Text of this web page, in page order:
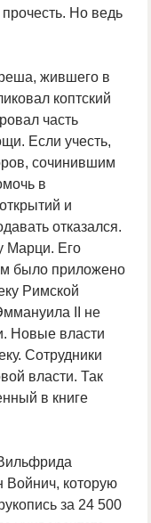
Но ведь
жившего в
коптский
часть
Если учесть,
сочинившим
в
и
отказался.
Марци. Его
было приложено
Римской
II не
Новые власти
Сотрудники
власти. Так
в книге
Войнич, которую
за 24 500